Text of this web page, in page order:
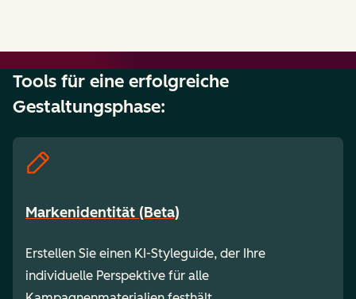
Tools für eine erfolgreiche
Gestaltungsphase:
Markenidentität (Beta)
Erstellen Sie einen KI-Styleguide, der Ihre
individuelle Perspektive für alle